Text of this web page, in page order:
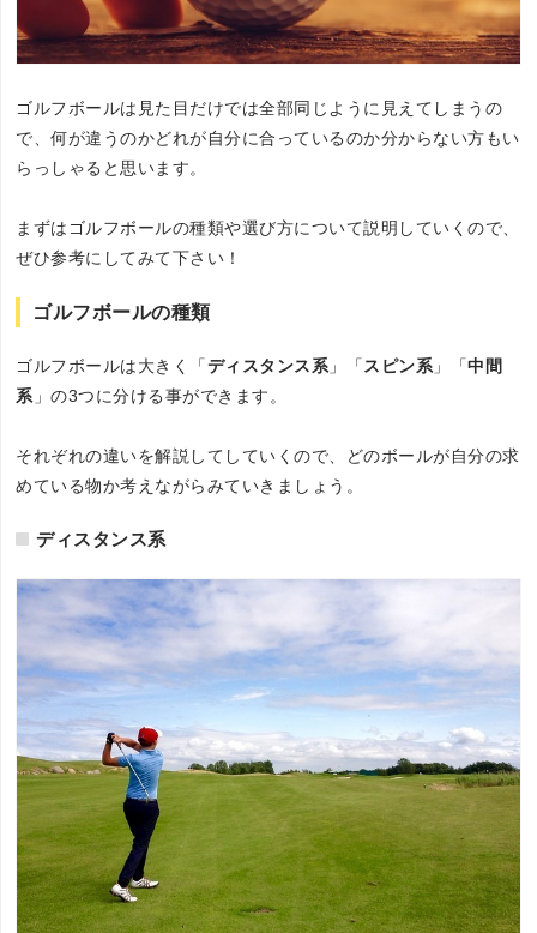
ゴルフボールは見た目だけでは全部同じように見えてしまうの
で、何が違うのかどれが自分に合っているのか分からない方もい
らっしゃると思います。
まずはゴルフボールの種類や選び方について説明していくので、
ぜひ参考にしてみて下さい！
ゴルフボールの種類
ゴルフボールは大きく「ディスタンス系 」「 スピン系 」「中間
系 」の3つに分ける事ができます。
それぞれの違いを解説してしていくので、どのボールが自分の求
めている物か考えながらみていきましょう。
ディスタンス系